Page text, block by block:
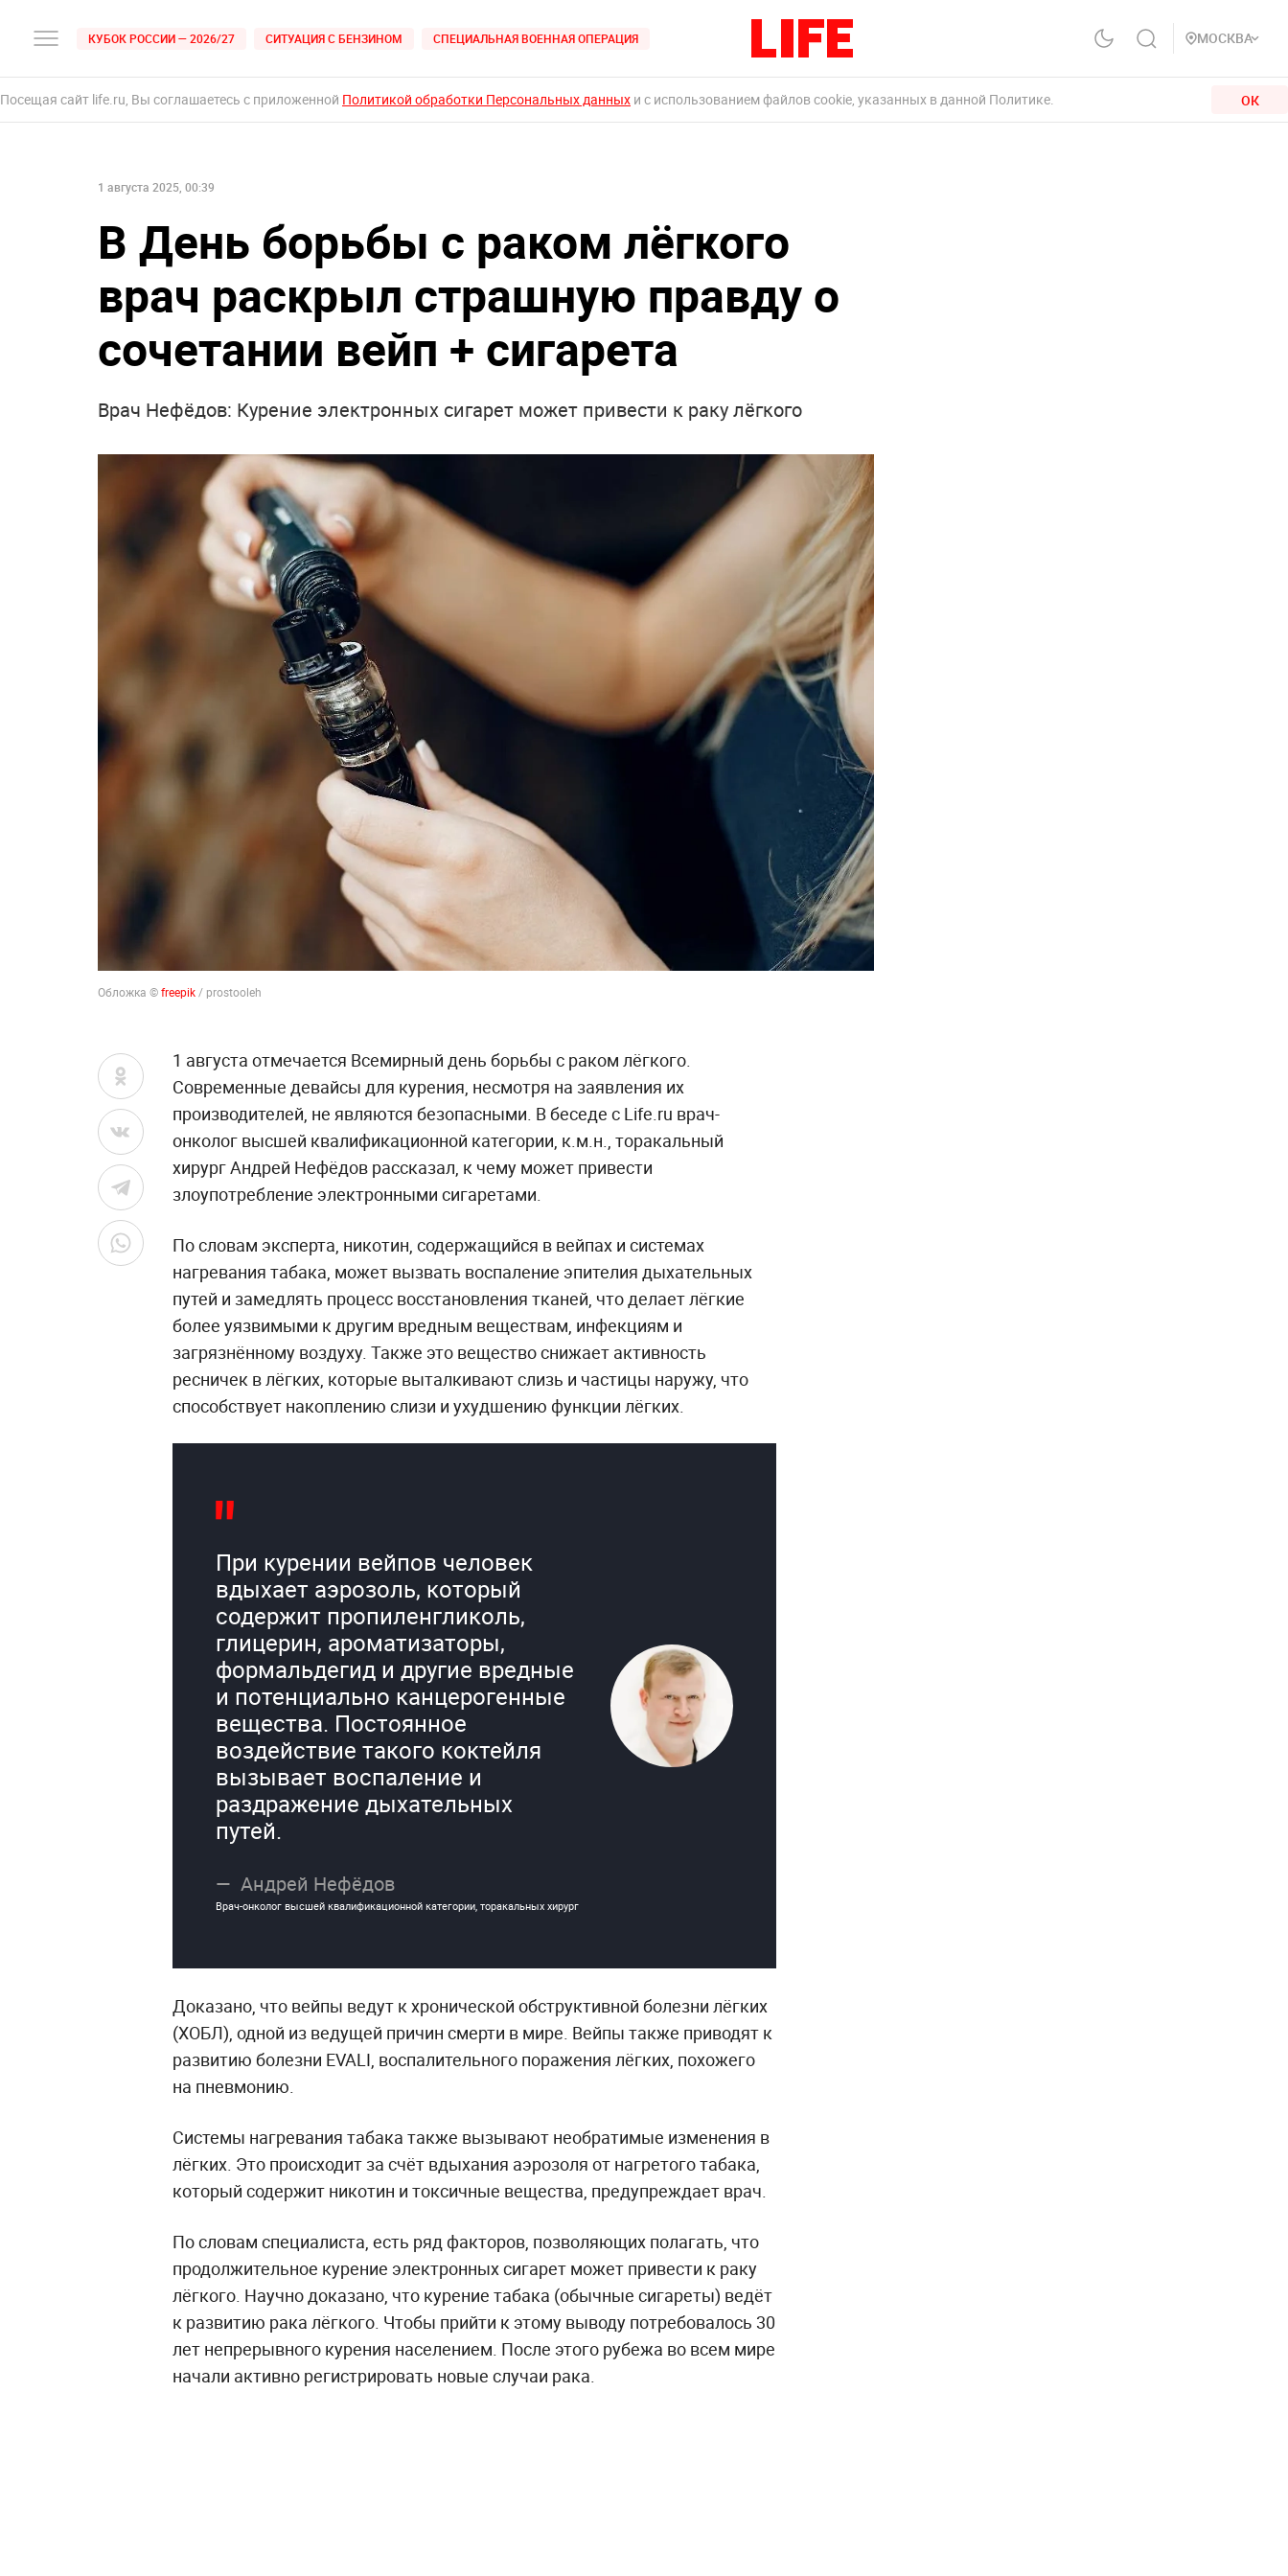
КУБОК РОССИИ — 2026/27 СИТУАЦИЯ С БЕНЗИНОМ СПЕЦИАЛЬНАЯ ВОЕННАЯ ОПЕРАЦИЯ МОСКВА
Посещая сайт life.ru, Вы соглашаетесь с приложенной Политикой обработки Персональных данных и с использованием файлов cookie, указанных в данной Политике. ОК
1 августа 2025, 00:39
В День борьбы с раком лёгкого
врач раскрыл страшную правду о
сочетании вейп + сигарета
Врач Нефёдов: Курение электронных сигарет может привести к раку лёгкого
Обложка ©freepik/ prostooleh
1 августа отмечается Всемирный день борьбы с раком лёгкого.
Современные девайсы для курения, несмотря на заявления их
производителей, не являются безопасными. В беседе с Life.ru врач-
онколог высшей квалификационной категории, к.м.н., торакальный
хирург Андрей Нефёдов рассказал, к чему может привести
злоупотребление электронными сигаретами.
По словам эксперта, никотин, содержащийся в вейпах и системах
нагревания табака, может вызвать воспаление эпителия дыхательных
путей и замедлять процесс восстановления тканей, что делает лёгкие
более уязвимыми к другим вредным веществам, инфекциям и
загрязнённому воздуху. Также это вещество снижает активность
ресничек в лёгких, которые выталкивают слизь и частицы наружу, что
способствует накоплению слизи и ухудшению функции лёгких.
При курении вейпов человек
вдыхает аэрозоль, который
содержит пропиленгликоль,
глицерин, ароматизаторы,
формальдегид и другие вредные
и потенциально канцерогенные
вещества. Постоянное
воздействие такого коктейля
вызывает воспаление и
раздражение дыхательных
путей.
Андрей Нефёдов
Врач-онколог высшей квалификационной категории, торакальных хирург
Доказано, что вейпы ведут к хронической обструктивной болезни лёгких
(ХОБЛ), одной из ведущей причин смерти в мире. Вейпы также приводят к
развитию болезни EVALI, воспалительного поражения лёгких, похожего
на пневмонию.
Системы нагревания табака также вызывают необратимые изменения в
лёгких. Это происходит за счёт вдыхания аэрозоля от нагретого табака,
который содержит никотин и токсичные вещества, предупреждает врач.
По словам специалиста, есть ряд факторов, позволяющих полагать, что
продолжительное курение электронных сигарет может привести к раку
лёгкого. Научно доказано, что курение табака (обычные сигареты) ведёт
к развитию рака лёгкого. Чтобы прийти к этому выводу потребовалось 30
лет непрерывного курения населением. После этого рубежа во всем мире
начали активно регистрировать новые случаи рака.